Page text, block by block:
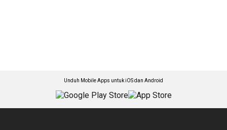
Unduh Mobile Apps untuk iOS dan Android